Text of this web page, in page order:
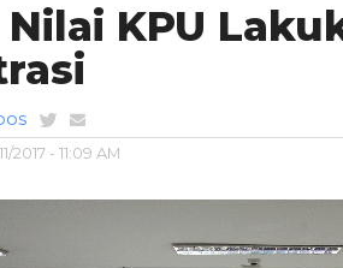
KPU
2017 - 11:09 AM